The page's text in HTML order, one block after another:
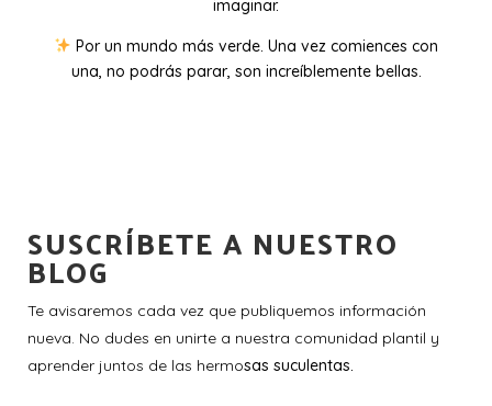
imaginar.
Por un mundo más verde. Una vez comiences con
una, no podrás parar, son increíblemente bellas.
SUSCRÍBETE A NUESTRO
BLOG
Te avisaremos cada vez que publiquemos información
nueva. No dudes en unirte a nuestra comunidad plantil y
aprender juntos de las hermosas suculentas.